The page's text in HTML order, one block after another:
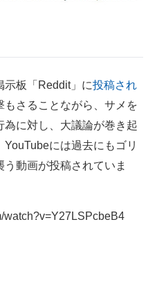
板「Reddit」に投稿され
もさることながら、サメを
に対し、大議論が巻き起
には過去にもゴリ
動画が投稿されていま
watch?v=Y27LSPcbeB4